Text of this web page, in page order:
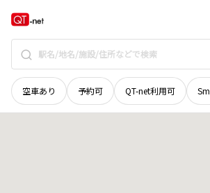
空車あり 予約可 QT-net利用可
愛媛県